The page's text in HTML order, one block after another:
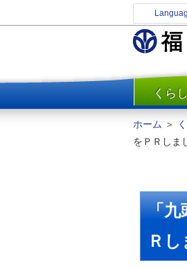
くら
防災
安全安心
住まい・
環境問題
イクル
まちづく
ホーム ＞
をＰＲしま
「九
Ｒし